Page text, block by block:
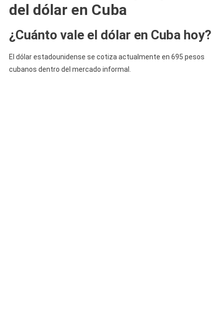
del dólar en Cuba
¿Cuánto vale el dólar en Cuba hoy?
El dólar estadounidense se cotiza actualmente en 695 pesos
cubanos dentro del mercado informal.